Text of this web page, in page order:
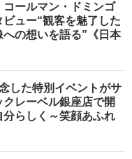
ールマン・ドミンゴ
ュー“観客を魅了した
の想いを語る”《日本
した特別イベントがサ
レーベル銀座店で開
らしく～笑顔あふれ